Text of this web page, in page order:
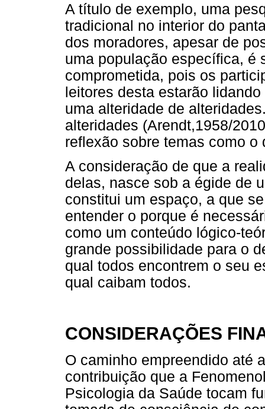
A título de exemplo, uma
tradicional no interior do
dos moradores, apesar de
uma população específica, é
comprometida, pois os
leitores desta estarão
uma alteridade de
alteridades (Arendt,1958/
reflexão sobre temas como
A consideração de que a
delas, nasce sob a égide de
constitui um espaço, a que
entender o porque é
como um conteúdo lógico-
grande possibilidade para o
qual todos encontrem o seu
qual caibam todos.
CONSIDERAÇÕES
O caminho empreendido até
contribuição que a
Psicologia da Saúde tocam